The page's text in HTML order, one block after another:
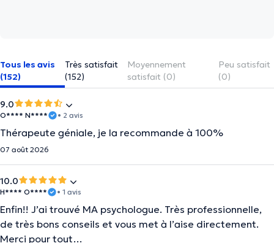
Tous les avis
(152)
Très satisfait
(152)
Moyennement
satisfait (0)
Peu satisfait
(0)
9.0
O**** N**** • 2 avis
Thérapeute géniale, je la recommande à 100%
07 août 2026
10.0
H**** O**** • 1 avis
Enfin!! J’ai trouvé MA psychologue. Très professionnelle,
de très bons conseils et vous met à l’aise directement.
Merci pour tout…